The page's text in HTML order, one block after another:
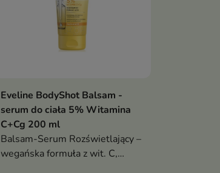
Dodaj do koszyka
Eveline BodyShot Balsam -
serum do ciała 5% Witamina
C+Cg 200 ml
Balsam-Serum Rozświetlający –
wegańska formuła z wit. C,